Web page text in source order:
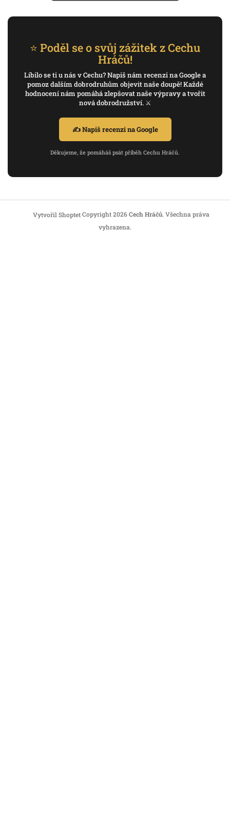
⭐ Poděl se o svůj zážitek z Cechu
Hráčů!
Líbilo se ti u nás v Cechu? Napiš nám recenzi na Google a
pomoz dalším dobrodruhům objevit naše doupě! Každé
hodnocení nám pomáhá zlepšovat naše výpravy a tvořit
nová dobrodružství. ⚔️
✍️ Napiš recenzi na Google
Děkujeme, že pomáháš psát příběh Cechu Hráčů.
Vytvořil Shoptet Copyright 2026Cech Hráčů. Všechna práva
vyhrazena.